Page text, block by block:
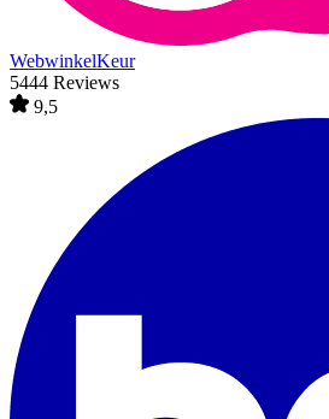
WebwinkelKeur
5444 Reviews
9,5